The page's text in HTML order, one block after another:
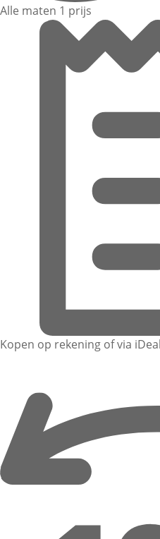
Alle maten 1 prijs
Kopen op rekening of via